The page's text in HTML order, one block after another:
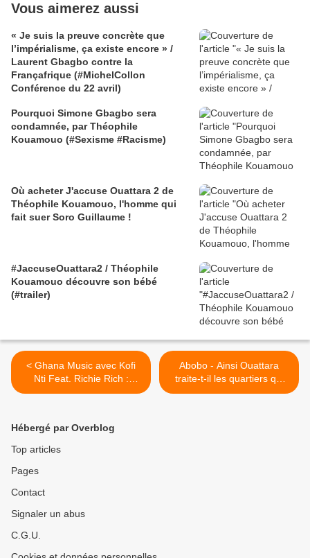
Vous aimerez aussi
« Je suis la preuve concrète que
l’impérialisme, ça existe encore » /
Laurent Gbagbo contre la
Françafrique (#MichelCollon
Conférence du 22 avril)
Pourquoi Simone Gbagbo sera
condamnée, par Théophile
Kouamouo (#Sexisme #Racisme)
Où acheter J'accuse Ouattara 2 de
Théophile Kouamouo, l'homme qui
fait suer Soro Guillaume !
#JaccuseOuattara2 / Théophile
Kouamouo découvre son bébé
(#trailer)
< Ghana Music avec Kofi
Nti Feat. Richie Rich :
Akonta
Abobo - Ainsi Ouattara
traite-t-il les quartiers qui
votèrent pour lui >
Hébergé par Overblog
Top articles
Pages
Contact
Signaler un abus
C.G.U.